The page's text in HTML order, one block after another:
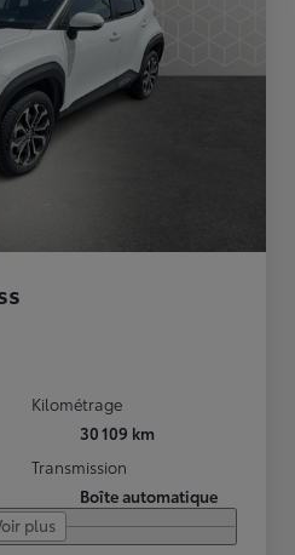
Kilométrage
30 109 km
Transmission
Boîte automatique
plus